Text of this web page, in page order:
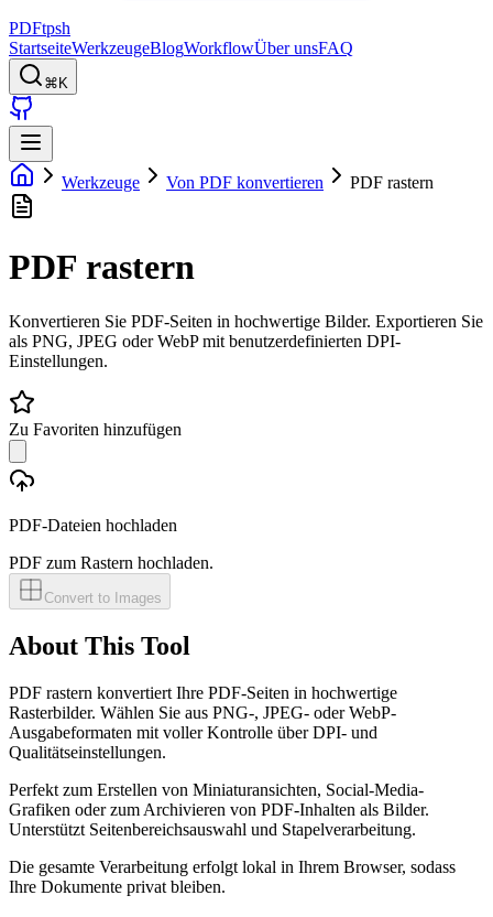
PDFtpsh
StartseiteWerkzeugeBlogWorkflowÜber unsFAQ
⌘K
Werkzeuge Von PDF konvertieren PDF rastern
PDF rastern
Konvertieren Sie PDF-Seiten in hochwertige Bilder. Exportieren Sie
als PNG, JPEG oder WebP mit benutzerdefinierten DPI-
Einstellungen.
Zu Favoriten hinzufügen
PDF-Dateien hochladen
PDF zum Rastern hochladen.
Convert to Images
About This Tool
PDF rastern konvertiert Ihre PDF-Seiten in hochwertige
Rasterbilder. Wählen Sie aus PNG-, JPEG- oder WebP-
Ausgabeformaten mit voller Kontrolle über DPI- und
Qualitätseinstellungen.
Perfekt zum Erstellen von Miniaturansichten, Social-Media-
Grafiken oder zum Archivieren von PDF-Inhalten als Bilder.
Unterstützt Seitenbereichsauswahl und Stapelverarbeitung.
Die gesamte Verarbeitung erfolgt lokal in Ihrem Browser, sodass
Ihre Dokumente privat bleiben.